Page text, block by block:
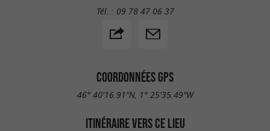
Tél. : 09 78 47 06 37
COORDONNÉES GPS
46° 40'16.91"N, 1° 25'35.49"W
ITINÉRAIRE VERS CE LIEU